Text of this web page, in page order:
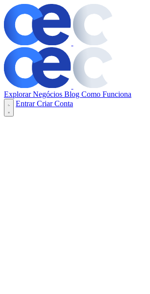
Explorar Negócios Blog Como Funciona
EntrarCriar Conta